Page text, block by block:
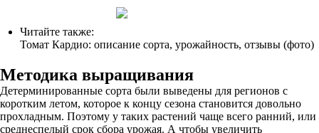
Читайте также:
Томат Кардио: описание сорта, урожайность, отзывы (фото)
Методика выращивания
Детерминированные сорта были выведены для регионов с
коротким летом, которое к концу сезона становится довольно
прохладным. Поэтому у таких растений чаще всего ранний, или
среднеспелый срок сбора урожая. А чтобы увеличить